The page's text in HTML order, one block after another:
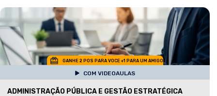
GANHE 2 POS PARA VOCE +1 PARA UM AMIGO
COM VIDEOAULAS
ADMINISTRAÇÃO PÚBLICA E GESTÃO ESTRATÉGICA